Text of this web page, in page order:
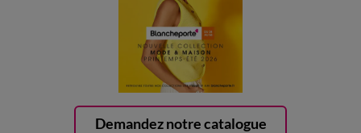
Demandez notre catalogue